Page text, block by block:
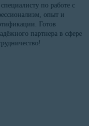
по работе с
опыт и
Готов
партнера в сфере